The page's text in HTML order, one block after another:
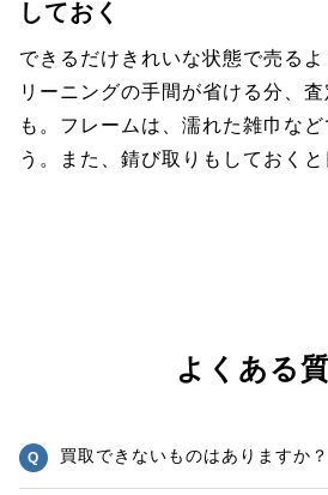
しておく
できるだけきれいな状態で売る
リーニングの手間が省ける分、
も。フレームは、濡れた雑巾な
う。また、錆び取りもしておくと
よくある
買取できないものはありますか？